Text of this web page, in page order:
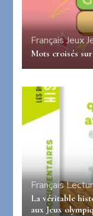
FrançaisJeux
Mots croisés
Français
La véritable
aux Jeux